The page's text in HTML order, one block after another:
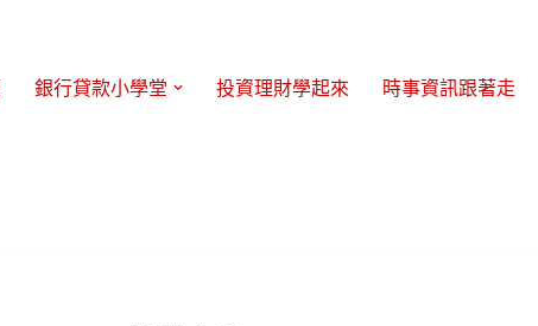
銀行貸款小學堂 投資理財學起來 時事資訊跟著走